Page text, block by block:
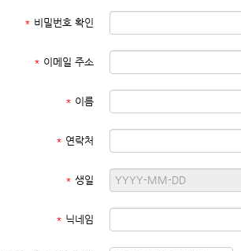
* 비밀번호 확인
* 이메일 주소
* 이름
* 연락처
* 생일
* 닉네임